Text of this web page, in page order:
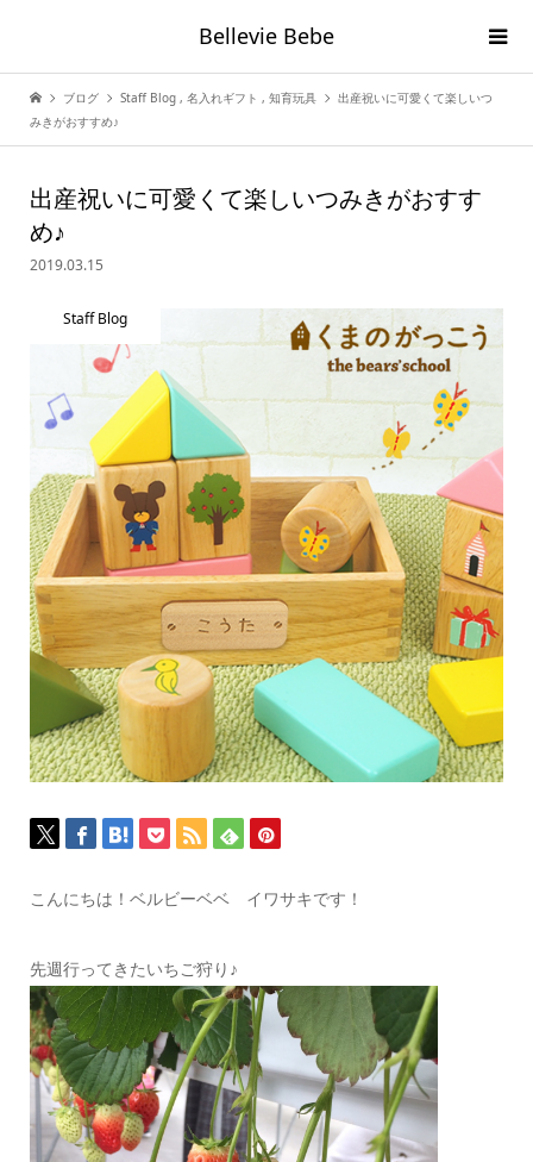
Bellevie Bebe
ブログ Staff Blog , 名入れギフト , 知育玩具
出産祝いに可愛くて楽しいつ
みきがおすすめ♪
出産祝いに可愛くて楽しいつみきがおすす
め♪
2019.03.15
Staff Blog
こんにちは！ベルビーベベ イワサキです！
先週行ってきたいちご狩り♪